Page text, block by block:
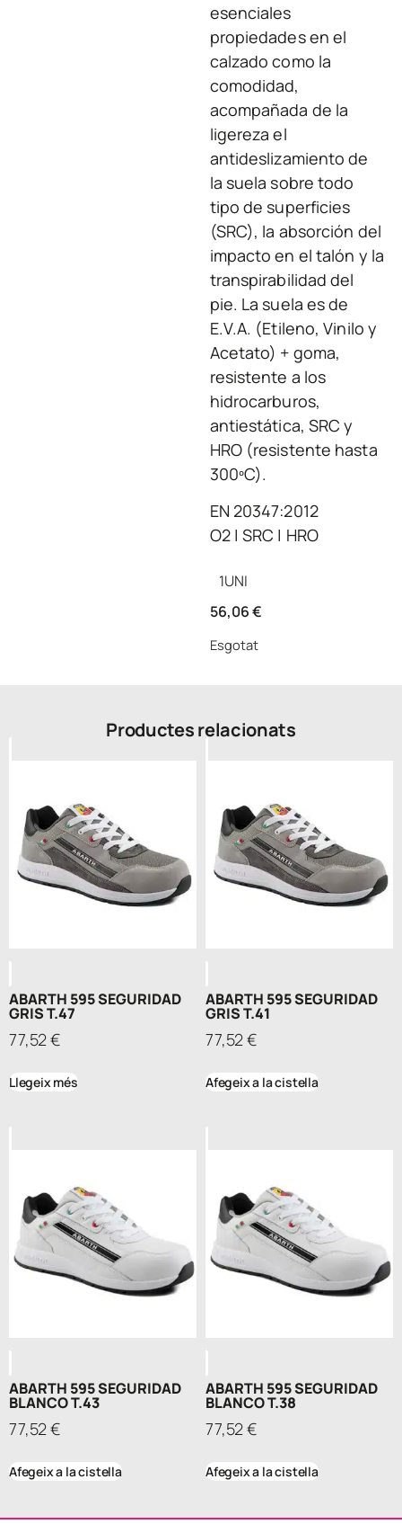
esenciales
propiedades en el
calzado como la
comodidad,
acompañada de la
ligereza el
antideslizamiento de
la suela sobre todo
tipo de superficies
(SRC), la absorción del
impacto en el talón y la
transpirabilidad del
pie. La suela es de
E.V.A. (Etileno, Vinilo y
Acetato) + goma,
resistente a los
hidrocarburos,
antiestática, SRC y
HRO (resistente hasta
300ºC).
EN 20347:2012
O2 | SRC | HRO
1UNI
56,06€
Esgotat
Productes relacionats
ABARTH 595 SEGURIDAD
GRIS T.47
77,52€
Llegeix més
ABARTH 595 SEGURIDAD
GRIS T.41
77,52€
Afegeix a la cistella
ABARTH 595 SEGURIDAD
BLANCO T.43
77,52€
Afegeix a la cistella
ABARTH 595 SEGURIDAD
BLANCO T.38
77,52€
Afegeix a la cistella